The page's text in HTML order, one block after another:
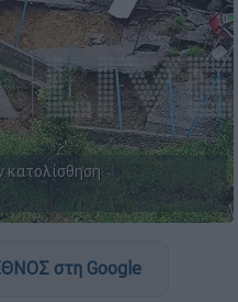
κατολίσθηση
στη Google